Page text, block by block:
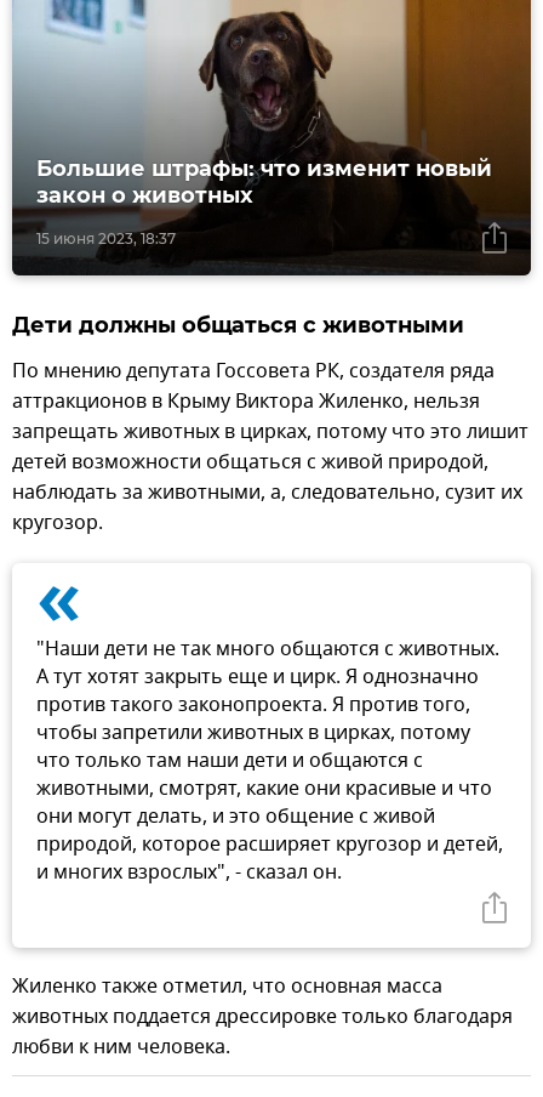
15 июня 2023, 18:37
Большие штрафы: что изменит новый
закон о животных
Дети должны общаться с животными
По мнению депутата Госсовета РК, создателя ряда
аттракционов в Крыму Виктора Жиленко, нельзя
запрещать животных в цирках, потому что это лишит
детей возможности общаться с живой природой,
наблюдать за животными, а, следовательно, сузит их
кругозор.
«
"Наши дети не так много общаются с животных.
А тут хотят закрыть еще и цирк. Я однозначно
против такого законопроекта. Я против того,
чтобы запретили животных в цирках, потому
что только там наши дети и общаются с
животными, смотрят, какие они красивые и что
они могут делать, и это общение с живой
природой, которое расширяет кругозор и детей,
и многих взрослых", - сказал он.
Жиленко также отметил, что основная масса
животных поддается дрессировке только благодаря
любви к ним человека.